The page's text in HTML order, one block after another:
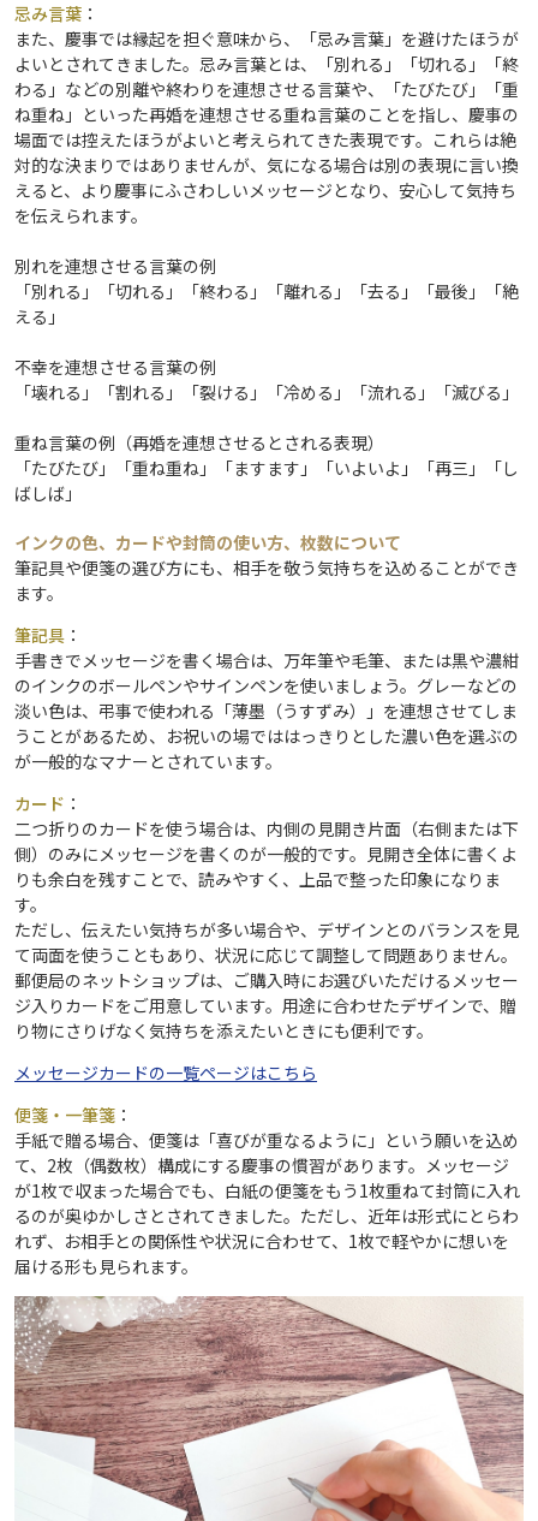
忌み言葉 ：
また、慶事では縁起を担ぐ意味から、「忌み言葉」を避けたほうが
よいとされてきました。忌み言葉とは、「別れる」「切れる」「終
わる」などの別離や終わりを連想させる言葉や、「たびたび」「重
ね重ね」といった再婚を連想させる重ね言葉のことを指し、慶事の
場面では控えたほうがよいと考えられてきた表現です。これらは絶
対的な決まりではありませんが、気になる場合は別の表現に言い換
えると、より慶事にふさわしいメッセージとなり、安心して気持ち
を伝えられます。
別れを連想させる言葉の例
「別れる」「切れる」「終わる」「離れる」「去る」「最後」「絶
える」
不幸を連想させる言葉の例
「壊れる」「割れる」「裂ける」「冷める」「流れる」「滅びる」
重ね言葉の例（再婚を連想させるとされる表現）
「たびたび」「重ね重ね」「ますます」「いよいよ」「再三」「し
ばしば」
インクの色、カードや封筒の使い方、枚数について
筆記具や便箋の選び方にも、相手を敬う気持ちを込めることができ
ます。
筆記具 ：
手書きでメッセージを書く場合は、万年筆や毛筆、または黒や濃紺
のインクのボールペンやサインペンを使いましょう。グレーなどの
淡い色は、弔事で使われる「薄墨（うすずみ）」を連想させてしま
うことがあるため、お祝いの場でははっきりとした濃い色を選ぶの
が一般的なマナーとされています。
カード ：
二つ折りのカードを使う場合は、内側の見開き片面（右側または下
側）のみにメッセージを書くのが一般的です。見開き全体に書くよ
りも余白を残すことで、読みやすく、上品で整った印象になりま
す。
ただし、伝えたい気持ちが多い場合や、デザインとのバランスを見
て両面を使うこともあり、状況に応じて調整して問題ありません。
郵便局のネットショップは、ご購入時にお選びいただけるメッセー
ジ入りカードをご用意しています。用途に合わせたデザインで、贈
り物にさりげなく気持ちを添えたいときにも便利です。
メッセージカードの一覧ページはこちら
便箋・一筆箋 ：
手紙で贈る場合、便箋は「喜びが重なるように」という願いを込め
て、2枚（偶数枚）構成にする慶事の慣習があります。メッセージ
が1枚で収まった場合でも、白紙の便箋をもう1枚重ねて封筒に入れ
るのが奥ゆかしさとされてきました。ただし、近年は形式にとらわ
れず、お相手との関係性や状況に合わせて、1枚で軽やかに想いを
届ける形も見られます。